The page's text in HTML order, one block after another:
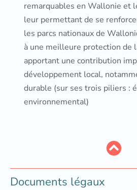
remarquables en Wallonie et
leur permettant de se
les parcs nationaux de
à une meilleure protection de
apportant une contribution
développement local,
durable (sur ses trois piliers :
environnemental)
Documents légaux